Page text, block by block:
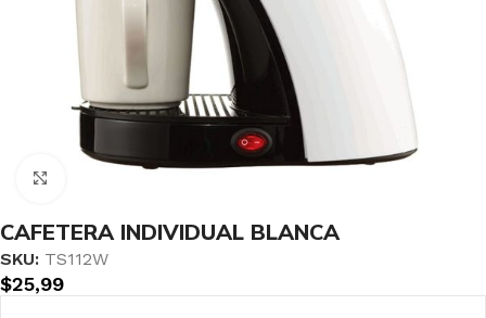
CAFETERA INDIVIDUAL BLANCA
SKU: TS112W
$25,99